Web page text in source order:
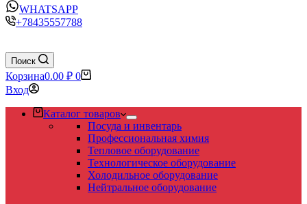
WHATSAPP
+78435557788
Поиск
Корзина0.00 ₽ 0
Вход
Каталог товаров
Посуда и инвентарь
Профессиональная химия
Тепловое оборудование
Технологическое оборудование
Холодильное оборудование
Нейтральное оборудование